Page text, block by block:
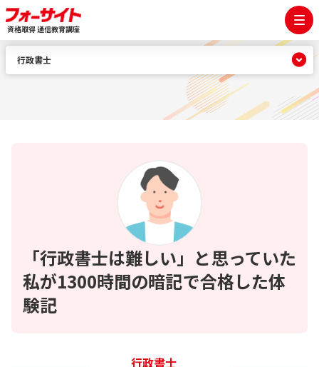
資格取得 通信教育講座
「行政書士は難しい」と思っていた
私が1300時間の暗記で合格した体
験記
行政書士
行政書士